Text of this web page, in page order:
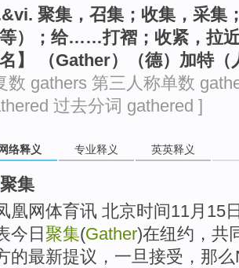
聚集，召集；收集，采集
）；给……打褶；收紧，拉
名】 （Gather）（德）加特（
数 gathers 第三人称单数
过去分词 gathered ]
网络释义 专业释义 英英释义
聚集
凰网体育讯 北京时间11月15
今日 聚集(Gather)在纽约，共
的最新提议，一旦接受，那